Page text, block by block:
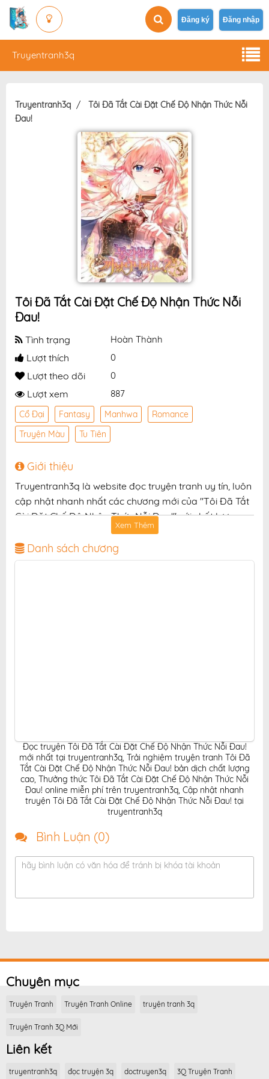
Đăng ký Đăng nhập
Truyentranh3q
Truyentranh3q
Tôi Đã Tắt Cài Đặt Chế Độ Nhận Thức Nỗi
Đau!
Tôi Đã Tắt Cài Đặt Chế Độ Nhận Thức Nỗi
Đau!
Tình trạng Hoàn Thành
Lượt thích 0
Lượt theo dõi 0
Lượt xem 887
Cổ Đại Fantasy Manhwa
Romance
Truyện Màu
Tu Tiên
Giới thiệu
Truyentranh3q là website đọc truyện tranh uy tín, luôn
cập nhật nhanh nhất các chương mới của "Tôi Đã Tắt
Cài Đặt Chế Độ Nhận Thức Nỗi Đau!" với chất lượng
hình ảnh sắc nét, bản dịch chuẩn và giao diện thân
thiện, mang đến trải nghiệm đọc truyện hấp dẫn, tiện
lợi, hoàn toàn miễn phí cho độc giả yêu thích truyện
Xem Thêm
Danh sách chương
Đọc truyện Tôi Đã Tắt Cài Đặt Chế Độ Nhận Thức Nỗi Đau!
mới nhất tại truyentranh3q, Trải nghiệm truyện tranh Tôi Đã
Tắt Cài Đặt Chế Độ Nhận Thức Nỗi Đau! bản dịch chất lượng
cao, Thưởng thức Tôi Đã Tắt Cài Đặt Chế Độ Nhận Thức Nỗi
Đau! online miễn phí trên truyentranh3q, Cập nhật nhanh
truyện Tôi Đã Tắt Cài Đặt Chế Độ Nhận Thức Nỗi Đau! tại
truyentranh3q
Bình Luận (0)
hãy bình luận có văn hóa để tránh bị khóa tài khoản
Chuyên mục
Truyện Tranh Truyện Tranh Online truyện tranh 3q
Truyện Tranh 3Q Mới
Liên kết
truyentranh3q đọc truyện 3q doctruyen3q 3Q Truyện Tranh